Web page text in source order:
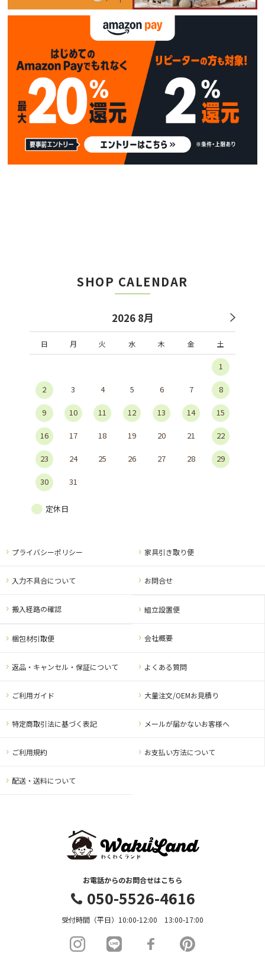
SHOP CALENDAR
2026 8月
日 月 火 水 木 金 土
1
2 3 4 5 6 7 8
9 10 11 12 13 14 15
16 17 18 19 20 21 22
23 24 25 26 27 28 29
30 31
定休日
お電話からのお問合せはこちら
050-5526-4616
受付時間（平日）10:00-12:00 13:00-17:00
組立設置便
ご利用ガイド
ご利用規約
会社概要
大量注文/OEMお見積り
お支払い方法について
よくある質問
特定商取引法に基づく表記
配送・送料について
梱包材引取便
メールが届かないお客様へ
返品・キャンセル・保証について
プライバシーポリシー 家具引き取り便
入力不具合について お問合せ
搬入経路の確認